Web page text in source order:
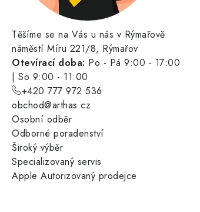
Těšíme se na Vás u nás v Rýmařově
náměstí Míru 221/8, Rýmařov
Otevírací doba: Po - Pá 9:00 - 17:00
| So 9:00 - 11:00
+420 777 972 536
obchod@arthas.cz
Osobní odběr
Odborné poradenství
Široký výběr
Specializovaný servis
Apple Autorizovaný prodejce